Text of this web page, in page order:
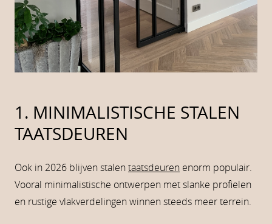
1. MINIMALISTISCHE STALEN
TAATSDEUREN
Ook in 2026 blijven stalentaatsdeuren enorm populair.
Vooral minimalistische ontwerpen met slanke profielen
en rustige vlakverdelingen winnen steeds meer terrein.